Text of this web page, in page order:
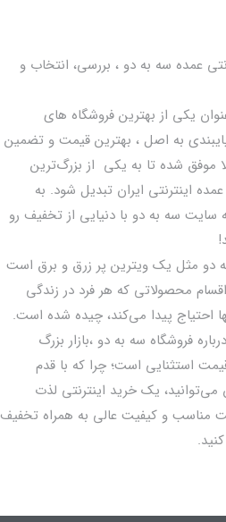
عمده سه به دو ، بررسی، انتخاب و
یکی از بهترين فروشگاه های
پایبندی به اصل ، بهترين قيمت و تضمین
موفق شده تا به يكي از بزرگ‌ترين
اینترنتی ایران تبدیل شود. به
سه به دو با دنیایی از تخفيف رو
دو مثل یک ویترین پر زرق و برق است
اقسام محصولاتی که هر فرد در زندگی
احتیاج پیدا می‌کند، چیده شده است.
فروشگاه سه به دو ،بازار بزرگ
قيمت استثنايي است؛ چرا که با قدم
یک خرید اینترنتی لذت
مناسب و کیفیت عالی به همراه تخفیف